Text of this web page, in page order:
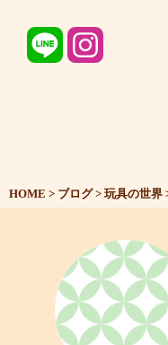
HOME > ブログ> 玩具の世界